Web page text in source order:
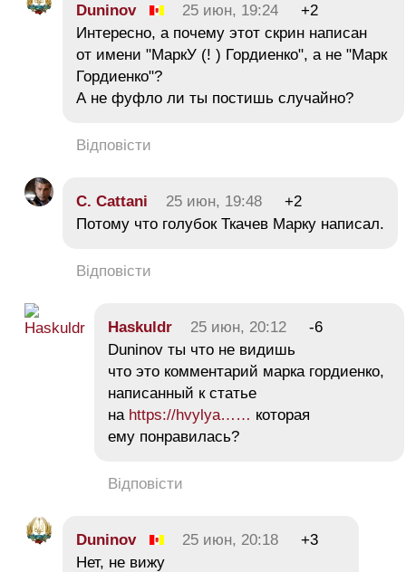
Duninov 25 июн, 19:24
+2
Интересно, а почему этот скрин написан
от имени "МаркУ (! ) Гордиенко", а не "Марк
Гордиенко"?
А не фуфло ли ты постишь случайно?
Відповісти
C. Cattani 25 июн, 19:48
+2
Потому что голубок Ткачев Марку написал.
Відповісти
Haskuldr 25 июн, 20:12
-6
Duninov ты что не видишь
что это комментарий марка гордиенко,
написанный к статье
на https://hvylya…… которая
ему понравилась?
Відповісти
Duninov 25 июн, 20:18
+3
Нет, не вижу